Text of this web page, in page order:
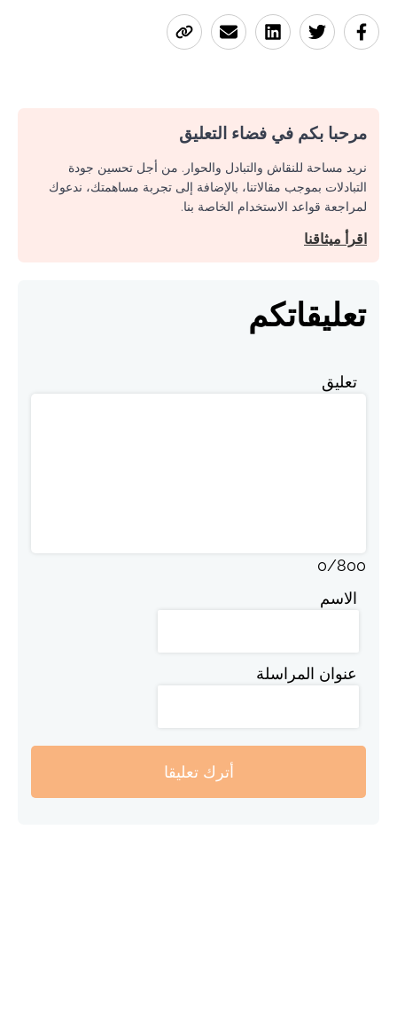
مرحبا بكم في فضاء التعليق
نريد مساحة للنقاش والتبادل والحوار. من أجل تحسين جودة
التبادلات بموجب مقالاتنا، بالإضافة إلى تجربة مساهمتك، ندعوك
لمراجعة قواعد الاستخدام الخاصة بنا.
اقرأ ميثاقنا
تعليقاتكم
تعليق
0/800
الاسم
عنوان المراسلة
أترك تعليقا